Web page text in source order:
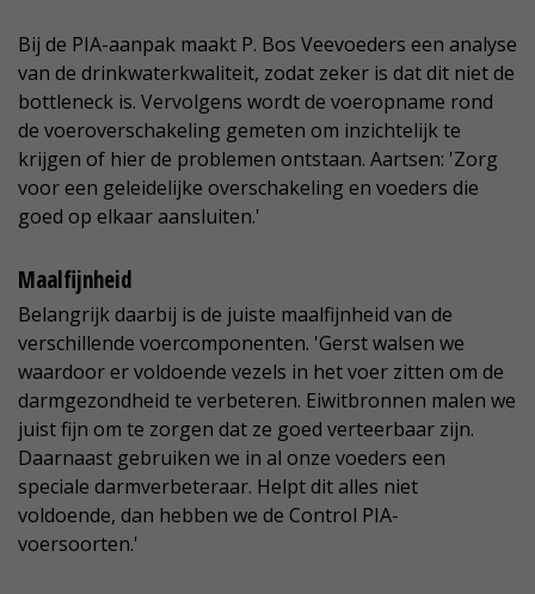
Bij de PIA-aanpak maakt P. Bos Veevoeders een analyse
van de drinkwaterkwaliteit, zodat zeker is dat dit niet de
bottleneck is. Vervolgens wordt de voeropname rond
de voeroverschakeling gemeten om inzichtelijk te
krijgen of hier de problemen ontstaan. Aartsen: 'Zorg
voor een geleidelijke overschakeling en voeders die
goed op elkaar aansluiten.'
Maalfijnheid
Belangrijk daarbij is de juiste maalfijnheid van de
verschillende voercomponenten. 'Gerst walsen we
waardoor er voldoende vezels in het voer zitten om de
darmgezondheid te verbeteren. Eiwitbronnen malen we
juist fijn om te zorgen dat ze goed verteerbaar zijn.
Daarnaast gebruiken we in al onze voeders een
speciale darmverbeteraar. Helpt dit alles niet
voldoende, dan hebben we de Control PIA-
voersoorten.'